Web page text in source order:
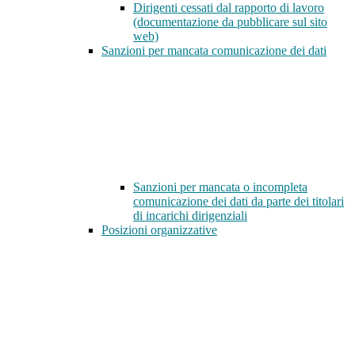
Dirigenti cessati dal rapporto di lavoro
(documentazione da pubblicare sul sito
web)
Sanzioni per mancata comunicazione dei dati
Sanzioni per mancata o incompleta
comunicazione dei dati da parte dei titolari
di incarichi dirigenziali
Posizioni organizzative